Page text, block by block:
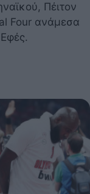
Πέιτον
Four ανάμεσα